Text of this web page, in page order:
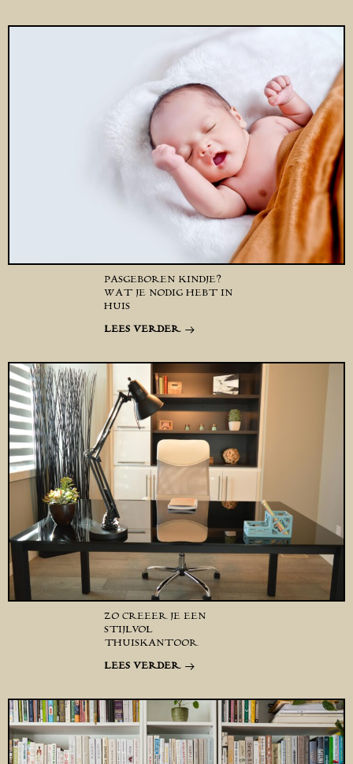
PASGEBOREN KINDJE?
WAT JE NODIG HEBT IN
HUIS
LEES VERDER
ZO CREËER JE EEN
STIJLVOL
THUISKANTOOR
LEES VERDER